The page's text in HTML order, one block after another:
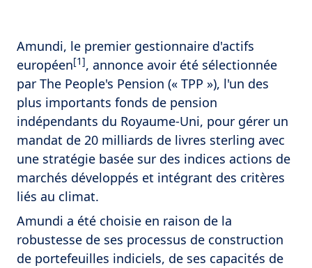
Amundi, le premier gestionnaire d'actifs
européen[1], annonce avoir été sélectionnée
par The People's Pension (« TPP »), l'un des
plus importants fonds de pension
indépendants du Royaume-Uni, pour gérer un
mandat de 20 milliards de livres sterling avec
une stratégie basée sur des indices actions de
marchés développés et intégrant des critères
liés au climat.
Amundi a été choisie en raison de la
robustesse de ses processus de construction
de portefeuilles indiciels, de ses capacités de